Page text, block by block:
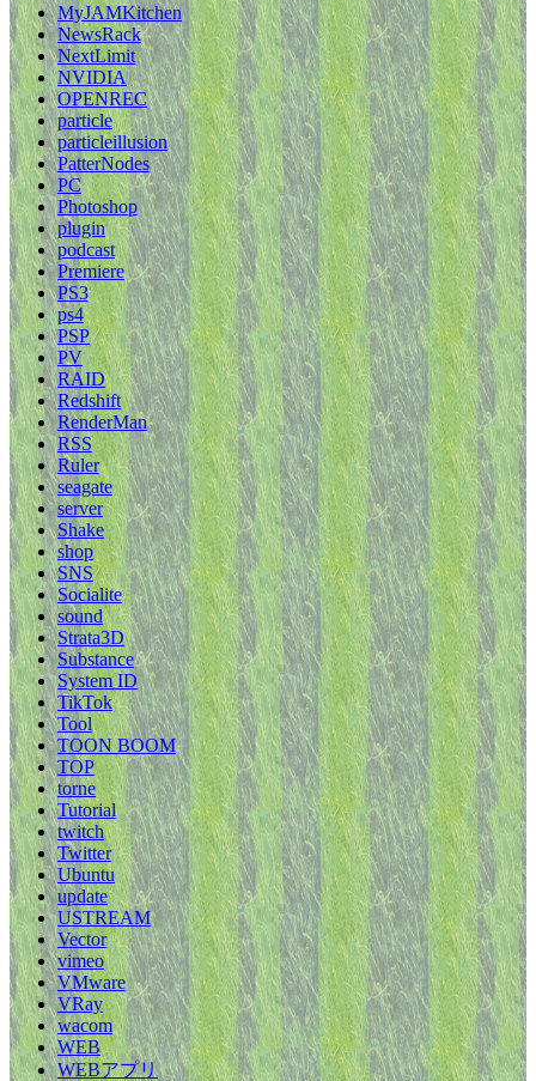
MyJAMKitchen
NewsRack
NextLimit
NVIDIA
OPENREC
particle
particleillusion
PatterNodes
PC
Photoshop
plugin
podcast
Premiere
PS3
ps4
PSP
PV
RAID
Redshift
RenderMan
RSS
Ruler
seagate
server
Shake
shop
SNS
Socialite
sound
Strata3D
Substance
System ID
TikTok
Tool
TOON BOOM
TOP
torne
Tutorial
twitch
Twitter
Ubuntu
update
USTREAM
Vector
vimeo
VMware
VRay
wacom
WEB
WEBアプリ